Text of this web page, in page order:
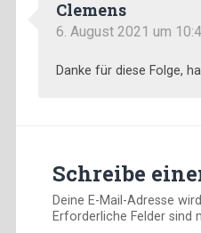
Clemens
6. August 2021 um
Danke für diese Folge,
Schreibe
Deine E-Mail-Adresse
Erforderliche Felder sind